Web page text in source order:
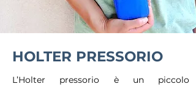
HOLTER PRESSORIO
L’Holter pressorio è un piccolo